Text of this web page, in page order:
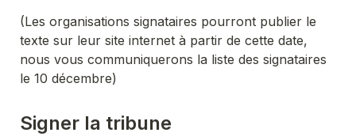
(Les organisations signataires pourront publier le
texte sur leur site internet à partir de cette date,
nous vous communiquerons la liste des signataires
le 10 décembre)
Signer la tribune